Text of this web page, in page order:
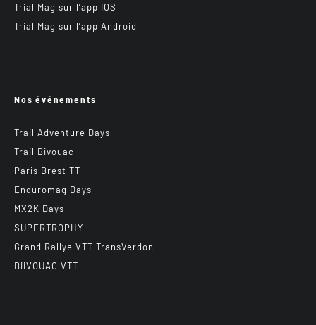
Trial Mag sur l’app IOS
Trial Mag sur l’app Android
Nos événements
Trail Adventure Days
Trail Bivouac
Paris Brest TT
Enduromag Days
MX2K Days
SUPERTROPHY
Grand Rallye VTT TransVerdon
BiiVOUAC VTT